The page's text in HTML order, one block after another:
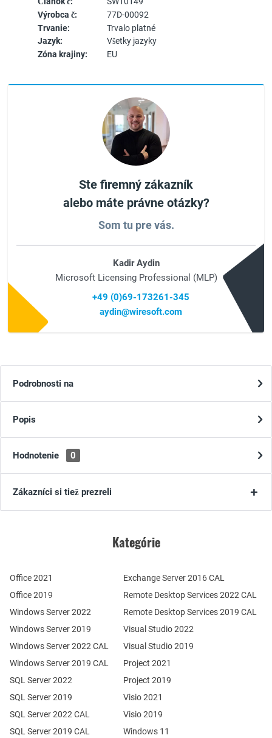
Výrobca č:
77D-00092
Trvanie:
Trvalo platné
Jazyk:
Všetky jazyky
Zóna krajiny:
EU
Ste firemný zákazník
alebo máte právne otázky?
Som tu pre vás.
Kadir Aydin
Microsoft Licensing Professional (MLP)
+49 (0)69-173261-345
aydin@wiresoft.com
Podrobnosti na
Popis
Hodnotenie 0
Zákazníci si tiež prezreli
Kategórie
Office 2021
Office 2019
Windows Server 2022
Windows Server 2019
SQL Server 2022
SQL Server 2019
Windows Server 2022 CAL
Windows Server 2019 CAL
SQL Server 2022 CAL
SQL Server 2019 CAL
Remote Desktop Services 2022 CAL
Remote Desktop Services 2019 CAL
Exchange Server 2016 CAL
Visual Studio 2022
Visual Studio 2019
Project 2021
Project 2019
Visio 2021
Visio 2019
Windows 11